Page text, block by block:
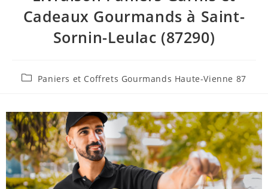
Cadeaux Gourmands à Saint-
Sornin-Leulac (87290)
Paniers et Coffrets Gourmands Haute-Vienne 87